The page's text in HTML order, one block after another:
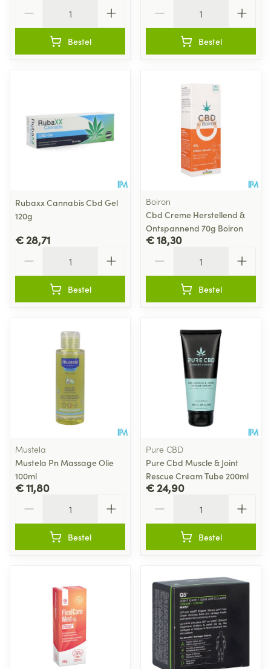
Bestel Bestel
Rubaxx Cannabis Cbd Gel
120g
€ 28,71
Bestel
Boiron
Cbd Creme Herstellend &
Ontspannend 70g Boiron
€ 18,30
Bestel
Mustela
Mustela Pn Massage Olie
100ml
€ 11,80
Bestel
Pure CBD
Pure Cbd Muscle & Joint
Rescue Cream Tube 200ml
€ 24,90
Bestel